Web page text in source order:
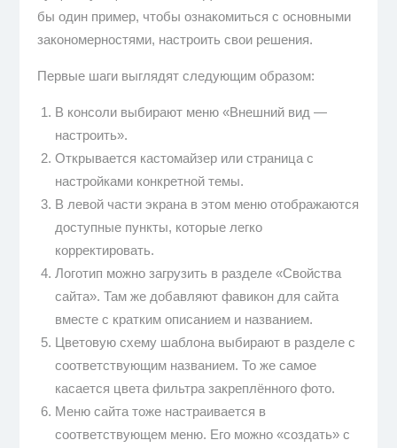
бы один пример, чтобы ознакомиться с основными
закономерностями, настроить свои решения.
Первые шаги выглядят следующим образом:
В консоли выбирают меню «Внешний вид —
настроить».
Открывается кастомайзер или страница с
настройками конкретной темы.
В левой части экрана в этом меню отображаются
доступные пункты, которые легко
корректировать.
Логотип можно загрузить в разделе «Свойства
сайта». Там же добавляют фавикон для сайта
вместе с кратким описанием и названием.
Цветовую схему шаблона выбирают в разделе с
соответствующим названием. То же самое
касается цвета фильтра закреплённого фото.
Меню сайта тоже настраивается в
соответствующем меню. Его можно «создать» с